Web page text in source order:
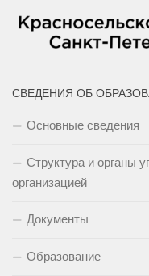
СВЕДЕНИЯ ОБ
Основные сведения
Структура и органы
организацией
Документы
Образование